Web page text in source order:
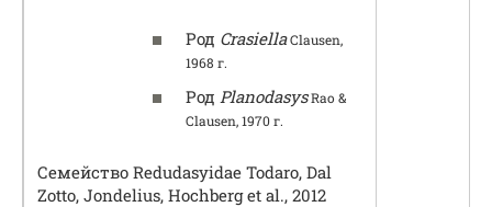
Род CrasiellaClausen,
1968 г.
Род PlanodasysRao &
Clausen, 1970 г.
Семейство Redudasyidae Todaro, Dal
Zotto, Jondelius, Hochberg et al., 2012